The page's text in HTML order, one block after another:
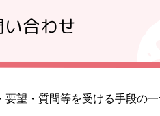
合わせ
望・質問等を受ける手段の